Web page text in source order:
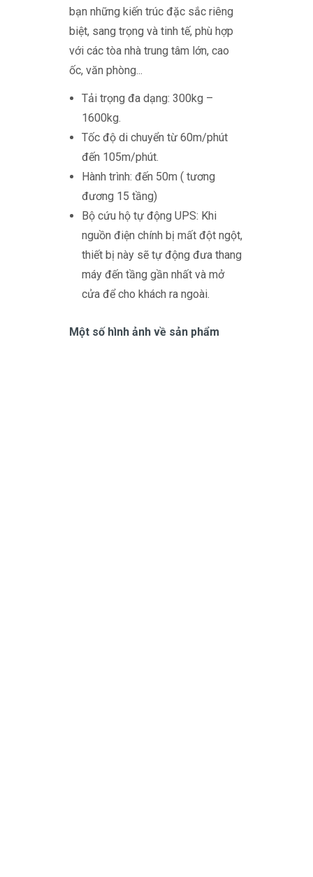
bạn những kiến trúc đặc sắc riêng
biệt, sang trọng và tinh tế, phù hợp
với các tòa nhà trung tâm lớn, cao
ốc, văn phòng...
Tải trọng đa dạng: 300kg –
1600kg.
Tốc độ di chuyển từ 60m/phút
đến 105m/phút.
Hành trình: đến 50m ( tương
đương 15 tầng)
Bộ cứu hộ tự động UPS: Khi
nguồn điện chính bị mất đột ngột,
thiết bị này sẽ tự động đưa thang
máy đến tầng gần nhất và mở
cửa để cho khách ra ngoài.
Một số hình ảnh về sản phẩm